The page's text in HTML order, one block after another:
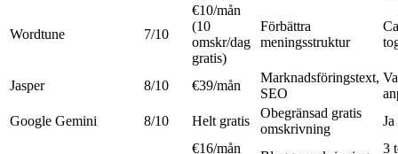
Wordtune 7/10
€10/mån
(10
omskr/dag
gratis)
Förbättra
meningsstruktur
Jasper 8/10 €39/mån
Marknadsföringstext,
SEO
Google Gemini
8/10 Helt gratis
Obegränsad gratis
omskrivning
€16/mån
3